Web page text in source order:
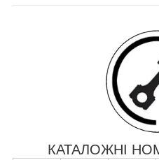
КАТАЛОЖНІ